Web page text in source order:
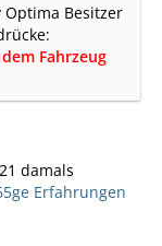
Optima Besitzer
Fahrzeug
damals
Erfahrungen